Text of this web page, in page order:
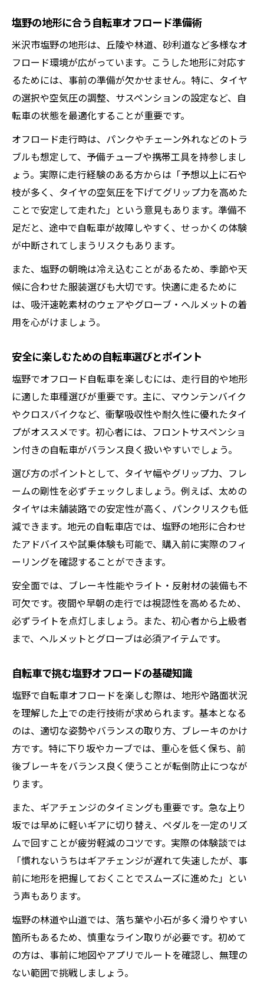
塩野の地形に合う自転車オフロード準備術
米沢市塩野の地形は、丘陵や林道、砂利道など多様なオ
フロード環境が広がっています。こうした地形に対応す
るためには、事前の準備が欠かせません。特に、タイヤ
の選択や空気圧の調整、サスペンションの設定など、自
転車の状態を最適化することが重要です。
オフロード走行時は、パンクやチェーン外れなどのトラ
ブルも想定して、予備チューブや携帯工具を持参しまし
ょう。実際に走行経験のある方からは「予想以上に石や
枝が多く、タイヤの空気圧を下げてグリップ力を高めた
ことで安定して走れた」という意見もあります。準備不
足だと、途中で自転車が故障しやすく、せっかくの体験
が中断されてしまうリスクもあります。
また、塩野の朝晩は冷え込むことがあるため、季節や天
候に合わせた服装選びも大切です。快適に走るために
は、吸汗速乾素材のウェアやグローブ・ヘルメットの着
用を心がけましょう。
安全に楽しむための自転車選びとポイント
塩野でオフロード自転車を楽しむには、走行目的や地形
に適した車種選びが重要です。主に、マウンテンバイク
やクロスバイクなど、衝撃吸収性や耐久性に優れたタイ
プがオススメです。初心者には、フロントサスペンショ
ン付きの自転車がバランス良く扱いやすいでしょう。
選び方のポイントとして、タイヤ幅やグリップ力、フレ
ームの剛性を必ずチェックしましょう。例えば、太めの
タイヤは未舗装路での安定性が高く、パンクリスクも低
減できます。地元の自転車店では、塩野の地形に合わせ
たアドバイスや試乗体験も可能で、購入前に実際のフィ
ーリングを確認することができます。
安全面では、ブレーキ性能やライト・反射材の装備も不
可欠です。夜間や早朝の走行では視認性を高めるため、
必ずライトを点灯しましょう。また、初心者から上級者
まで、ヘルメットとグローブは必須アイテムです。
自転車で挑む塩野オフロードの基礎知識
塩野で自転車オフロードを楽しむ際は、地形や路面状況
を理解した上での走行技術が求められます。基本となる
のは、適切な姿勢やバランスの取り方、ブレーキのかけ
方です。特に下り坂やカーブでは、重心を低く保ち、前
後ブレーキをバランス良く使うことが転倒防止につなが
ります。
また、ギアチェンジのタイミングも重要です。急な上り
坂では早めに軽いギアに切り替え、ペダルを一定のリズ
ムで回すことが疲労軽減のコツです。実際の体験談では
「慣れないうちはギアチェンジが遅れて失速したが、事
前に地形を把握しておくことでスムーズに進めた」とい
う声もあります。
塩野の林道や山道では、落ち葉や小石が多く滑りやすい
箇所もあるため、慎重なライン取りが必要です。初めて
の方は、事前に地図やアプリでルートを確認し、無理の
ない範囲で挑戦しましょう。